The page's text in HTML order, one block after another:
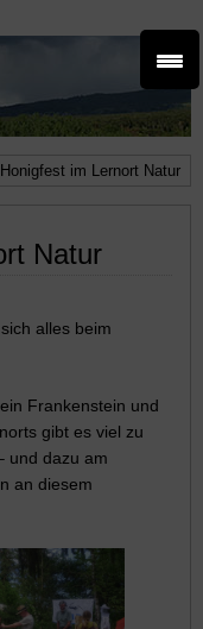
im Lernort Natur
Natur
alles beim
Frankenstein und
gibt es viel zu
und dazu am
an diesem